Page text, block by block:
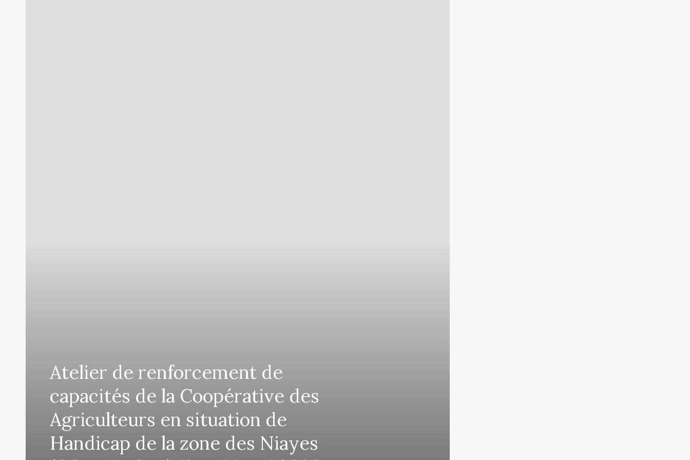
Atelier de renforcement de
capacités de la Coopérative des
Agriculteurs en situation de
Handicap de la zone des Niayes